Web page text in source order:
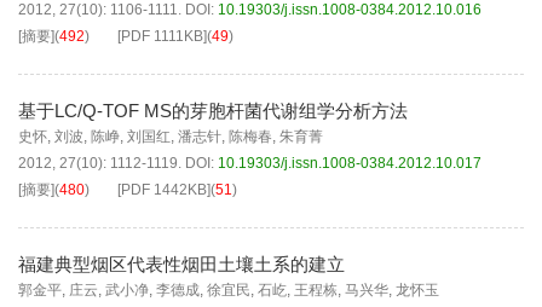
2012, 27(10): 1106-1111. DOI: 10.19303/j.issn.1008-0384.2012.10.016
[摘要](492) [PDF 1111KB](49)
基于LC/Q-TOF MS的芽胞杆菌代谢组学分析方法
史怀, 刘波, 陈峥, 刘国红, 潘志针, 陈梅春, 朱育菁
2012, 27(10): 1112-1119. DOI: 10.19303/j.issn.1008-0384.2012.10.017
[摘要](480) [PDF 1442KB](51)
福建典型烟区代表性烟田土壤土系的建立
郭金平, 庄云, 武小净, 李德成, 徐宜民, 石屹, 王程栋, 马兴华, 龙怀玉